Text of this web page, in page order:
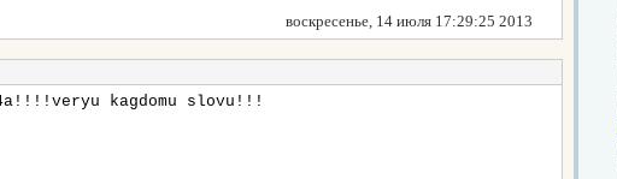
воскресенье, 14 июля 17:29:25 2013
kagdomu slovu!!!